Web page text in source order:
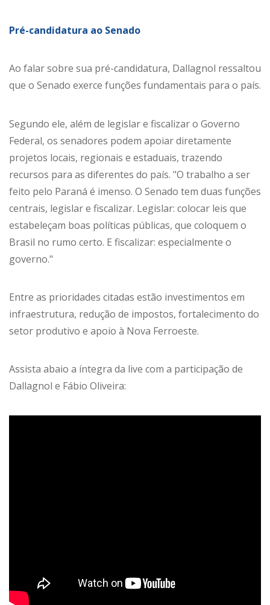
Pré-candidatura ao Senado
Ao falar sobre sua pré-candidatura, Dallagnol ressaltou
que o Senado exerce funções fundamentais para o país.
Segundo ele, além de legislar e fiscalizar o Governo
Federal, os senadores podem apoiar diretamente
projetos locais, regionais e estaduais, trazendo
recursos para as diferentes do país. "O trabalho a ser
feito pelo Paraná é imenso. O Senado tem duas funções
centrais, legislar e fiscalizar. Legislar: colocar leis que
estabeleçam boas políticas públicas, que coloquem o
Brasil no rumo certo. E fiscalizar: especialmente o
governo."
Entre as prioridades citadas estão investimentos em
infraestrutura, redução de impostos, fortalecimento do
setor produtivo e apoio à Nova Ferroeste.
Assista abaio a íntegra da live com a participação de
Dallagnol e Fábio Oliveira: